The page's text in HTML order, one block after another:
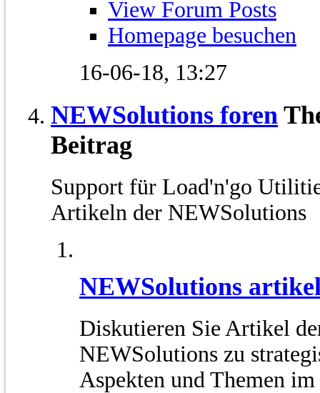
View Forum Posts
Homepage besuchen
16-06-18, 13:27
NEWSolutions foren
Beitrag
Support für Load'n'go
Artikeln der NEWSolutions
NEWSolutions
Diskutieren Sie Artikel
NEWSolutions zu
Aspekten und Themen